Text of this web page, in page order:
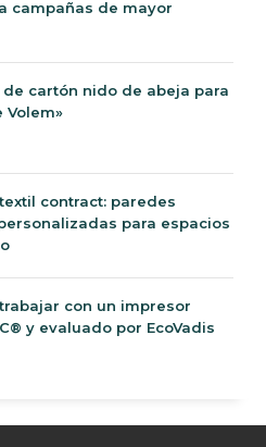
campañas de mayor
cartón nido de abeja para
Volem»
contract: paredes
para espacios
con un impresor
y evaluado por EcoVadis